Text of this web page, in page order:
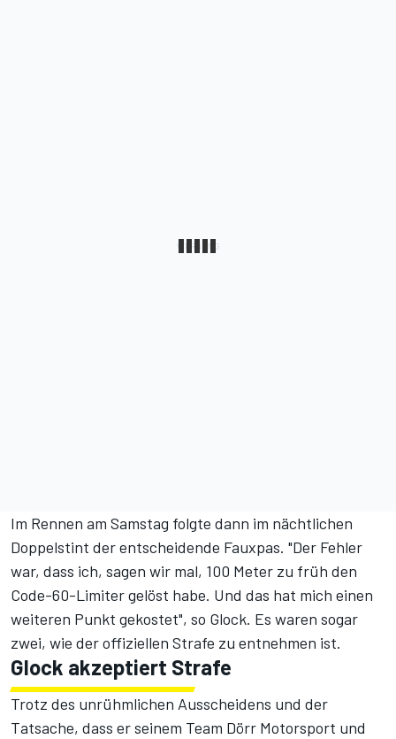
Im Rennen am Samstag folgte dann im nächtlichen
Doppelstint der entscheidende Fauxpas. "Der Fehler
war, dass ich, sagen wir mal, 100 Meter zu früh den
Code-60-Limiter gelöst habe. Und das hat mich einen
weiteren Punkt gekostet", so Glock. Es waren sogar
zwei, wie der offiziellen Strafe zu entnehmen ist.
Glock akzeptiert Strafe
Trotz des unrühmlichen Ausscheidens und der
Tatsache, dass er seinem Team Dörr Motorsport und